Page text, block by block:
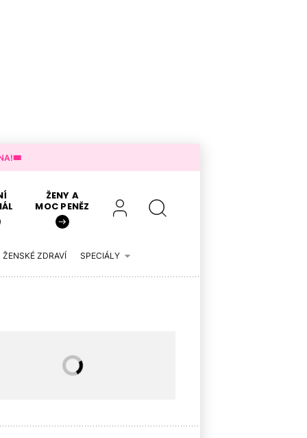
ŽENY A
MOC PENĚZ
ŽENSKÉ ZDRAVÍ SPECIÁLY